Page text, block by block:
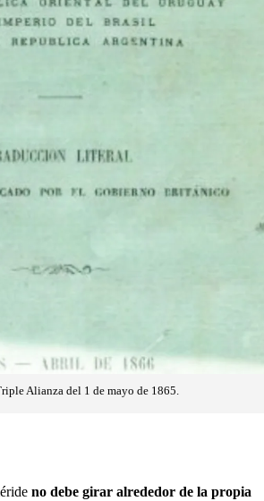
Alianza del 1 de mayo de 1865.
no debe girar alrededor de la propia